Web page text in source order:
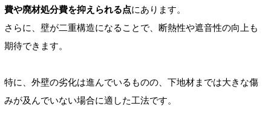
費や廃材処分費を抑えられる点にあります。
さらに、壁が二重構造になることで、断熱性や遮音性の向上も
期待できます。
特に、外壁の劣化は進んでいるものの、下地材までは大きな傷
みが及んでいない場合に適した工法です。